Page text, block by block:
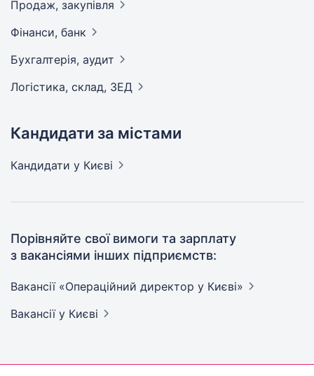
Продаж, закупівля
Фінанси, банк
Бухгалтерія, аудит
Логістика, склад, ЗЕД
Кандидати за містами
Кандидати у Києві
Порівняйте свої вимоги та зарплату
з вакансіями інших підприємств:
Вакансії «Операційний директор у Києві»
Вакансії у Києві